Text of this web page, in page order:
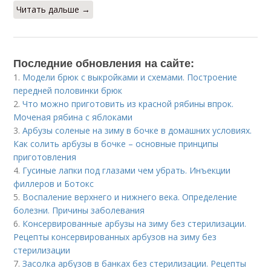
Читать дальше →
Последние обновления на сайте:
1. Модели брюк с выкройками и схемами. Построение
передней половинки брюк
2.Что можно приготовить из красной рябины впрок.
Моченая рябина с яблоками
3.Арбузы соленые на зиму в бочке в домашних условиях.
Как солить арбузы в бочке – основные принципы
приготовления
4. Гусиные лапки под глазами чем убрать. Инъекции
филлеров и Ботокс
5. Воспаление верхнего и нижнего века. Определение
болезни. Причины заболевания
6. Консервированные арбузы на зиму без стерилизации.
Рецепты консервированных арбузов на зиму без
стерилизации
7.Засолка арбузов в банках без стерилизации. Рецепты